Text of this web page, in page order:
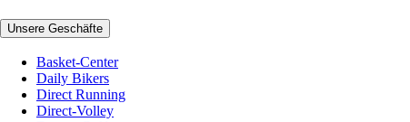
Unsere Geschäfte
Basket-Center
Daily Bikers
Direct Running
Direct-Volley